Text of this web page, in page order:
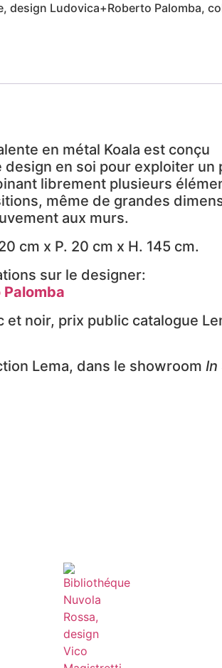
design Ludovica+Roberto Palomba,
en métal Koala est conçu
design en soi pour exploiter un
librement plusieurs
même de grandes
aux murs.
cm x P. 20 cm x H. 145 cm.
sur le designer:
et noir, prix public catalogue
Lema, dans le showroom In